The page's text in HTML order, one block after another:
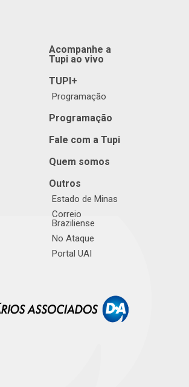
Acompanhe a
Tupi ao vivo
TUPI+
Programação
Programação
Fale com a Tupi
Quem somos
Outros
Estado de Minas
Correio
Braziliense
No Ataque
Portal UAI